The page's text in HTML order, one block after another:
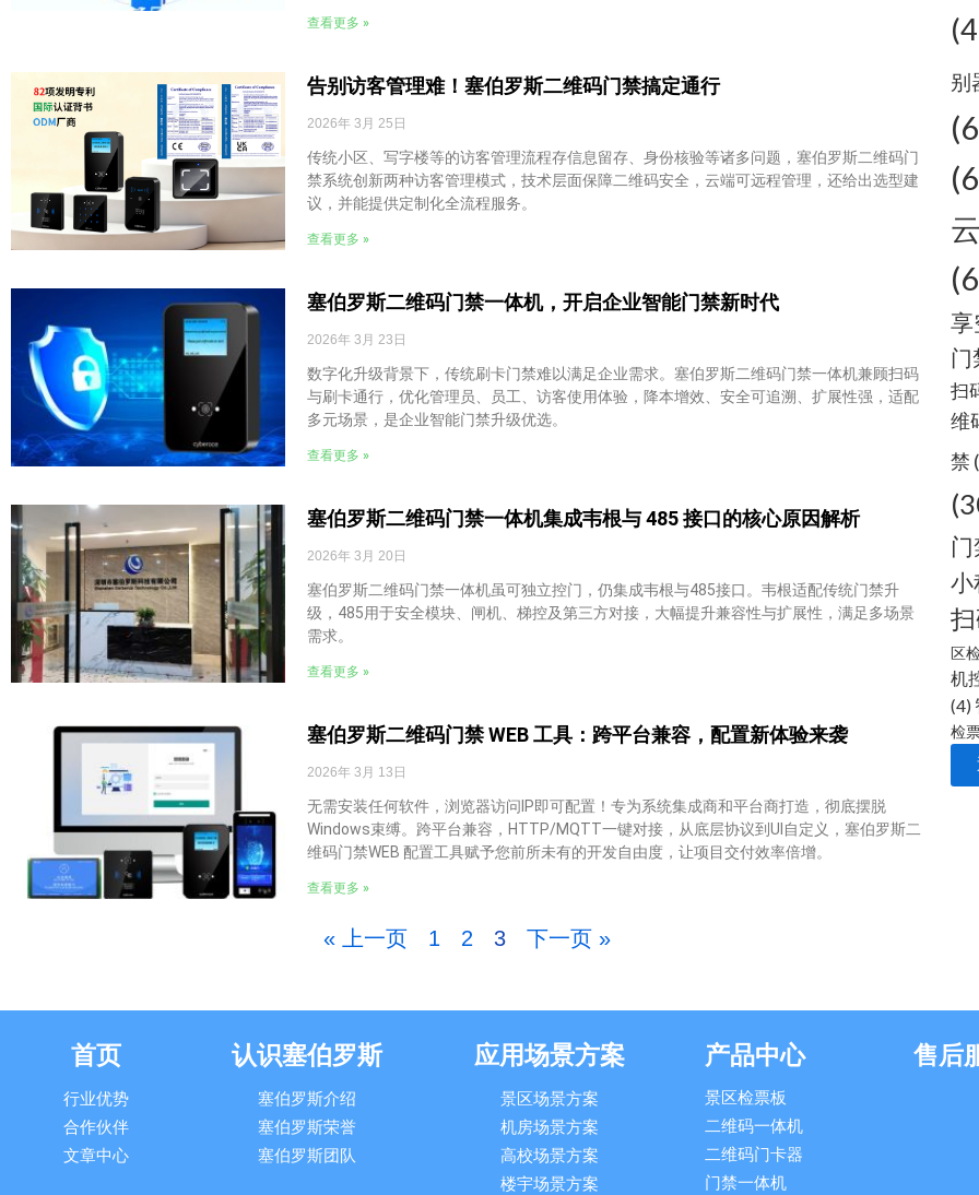
查看更多 »
告别访客管理难！塞伯罗斯二维码门禁搞定通行
2026年 3月 25日
传统小区、写字楼等的访客管理流程存信息留存、身份核验等诸多问题，塞伯罗斯二维码门
禁系统创新两种访客管理模式，技术层面保障二维码安全，云端可远程管理，还给出选型建
议，并能提供定制化全流程服务。
查看更多 »
塞伯罗斯二维码门禁一体机，开启企业智能门禁新时代
2026年 3月 23日
数字化升级背景下，传统刷卡门禁难以满足企业需求。塞伯罗斯二维码门禁一体机兼顾扫码
与刷卡通行，优化管理员、员工、访客使用体验，降本增效、安全可追溯、扩展性强，适配
多元场景，是企业智能门禁升级优选。
查看更多 »
塞伯罗斯二维码门禁一体机集成韦根与 485 接口的核心原因解析
2026年 3月 20日
塞伯罗斯二维码门禁一体机虽可独立控门，仍集成韦根与485接口。韦根适配传统门禁升
级，485用于安全模块、闸机、梯控及第三方对接，大幅提升兼容性与扩展性，满足多场景
需求。
查看更多 »
塞伯罗斯二维码门禁 WEB 工具：跨平台兼容，配置新体验来袭
2026年 3月 13日
无需安装任何软件，浏览器访问IP即可配置！专为系统集成商和平台商打造，彻底摆脱
Windows束缚。跨平台兼容，HTTP/MQTT一键对接，从底层协议到UI自定义，塞伯罗斯二
维码门禁WEB 配置工具赋予您前所未有的开发自由度，让项目交付效率倍增。
查看更多 »
« 上一页 1 2 3 下一页 »
别
享
门
扫
维
禁
小
区
机
(4)
检
首页
行业优势
合作伙伴
文章中心
认识塞伯罗斯
塞伯罗斯介绍
塞伯罗斯荣誉
塞伯罗斯团队
应用场景方案
景区场景方案
机房场景方案
高校场景方案
楼宇场景方案
产品中心
景区检票板
二维码一体机
二维码门卡器
门禁一体机
售后